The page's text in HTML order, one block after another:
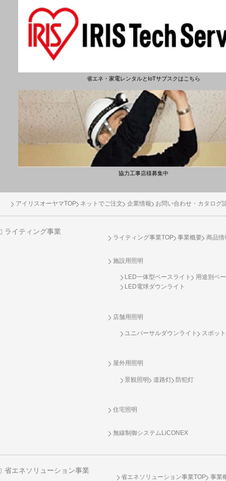
省エネ・家電レンタルとIoTサブスクはこちら
協力工事店様募集中
アイリスオーヤマTOP ネットでご注文 企業情報 お問い合わせ・カタログ
ライティング事業
ライティング事業TOP 事業概要 商品情
施設用照明
LED一体型ベースライト
用途別ベ
LED電球ダウンライト
店舗用照明
ユニバーサルダウンライト スポッ
屋外用照明
景観照明 道路灯 防犯灯
住宅照明
無線制御システム LiCONEX
省エネソリューション事業
省エネソリューション事業TOP 事業